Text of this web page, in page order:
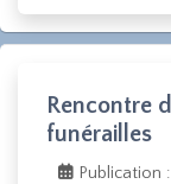
Rencontre
funérailles
Publication